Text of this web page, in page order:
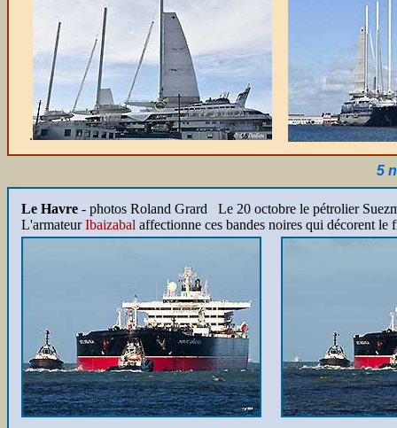
.
5
Le Havre - photos Roland Grard
Le 20 octobre le pétrolier
L'armateurIbaizabal affectionne ces bandes noires qui décorent